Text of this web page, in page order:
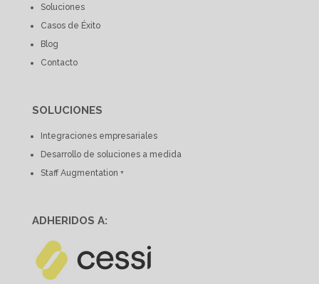
Soluciones
Casos de Éxito
Blog
Contacto
SOLUCIONES
Integraciones empresariales
Desarrollo de soluciones a medida
Staff Augmentation +
ADHERIDOS A: